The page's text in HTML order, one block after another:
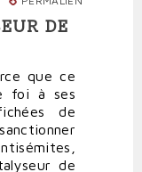
DE
que ce
foi à ses
de
de